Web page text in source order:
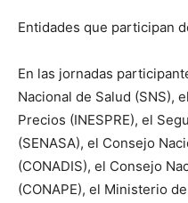
Entidades que participan
En las jornadas
Nacional de Salud (SNS),
Precios (INESPRE), el
(SENASA), el Consejo
(CONADIS), el Consejo
(CONAPE), el Ministerio